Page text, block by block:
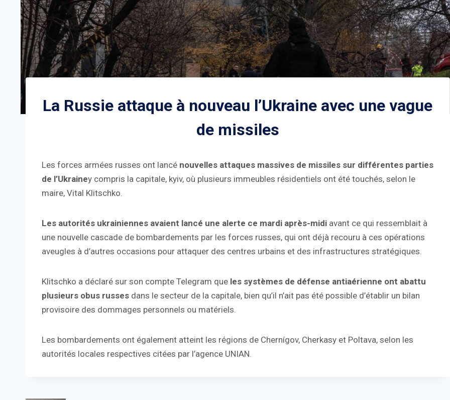
La Russie attaque à nouveau l’Ukraine avec une vague
de missiles
Les forces armées russes ont lancé nouvelles attaques massives de missiles sur différentes parties
de l’Ukrainey compris la capitale, kyiv, où plusieurs immeubles résidentiels ont été touchés, selon le
maire, Vital Klitschko.
Les autorités ukrainiennes avaient lancé une alerte ce mardi après-midi avant ce qui ressemblait à
une nouvelle cascade de bombardements par les forces russes, qui ont déjà recouru à ces opérations
aveugles à d’autres occasions pour attaquer des centres urbains et des infrastructures stratégiques.
Klitschko a déclaré sur son compte Telegram que les systèmes de défense antiaérienne ont abattu
plusieurs obus russes dans le secteur de la capitale, bien qu’il n’ait pas été possible d’établir un bilan
provisoire des dommages personnels ou matériels.
Les bombardements ont également atteint les régions de Chernígov, Cherkasy et Poltava, selon les
autorités locales respectives citées par l’agence UNIAN.